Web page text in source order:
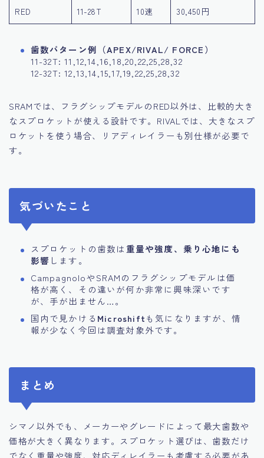
RED 11-28T 10速 30,450円
歯数パターン例（APEX/RIVAL/ FORCE）
11-32T: 11,12,14,16,18,20,22,25,28,32
12-32T: 12,13,14,15,17,19,22,25,28,32
SRAMでは、フラグシップモデルのRED以外は、比較的大き
なスプロケットが使える設計です。RIVALでは、大きなスプ
ロケットを使う場合、リアディレイラーも別仕様が必要で
す。
気づいたこと
スプロケットの歯数は 重量や強度、乗り心地にも
影響 します。
CampagnoloやSRAMのフラグシップモデルは価
格が高く、その違いが何か非常に興味深いです
が、手が出ません…。
国内で見かける Microshiftも気になりますが、情
報が少なく今回は調査対象外です。
まとめ
シマノ以外でも、メーカーやグレードによって最大歯数や
価格が大きく異なります。スプロケット選びは、歯数だけ
でなく重量や強度、対応ディレイラーも考慮する必要があ